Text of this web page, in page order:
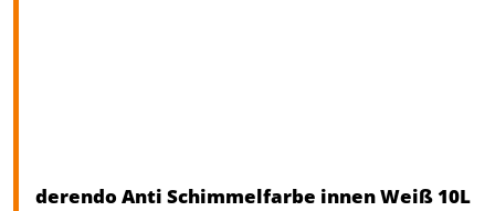
derendo Anti Schimmelfarbe innen Weiß 10L